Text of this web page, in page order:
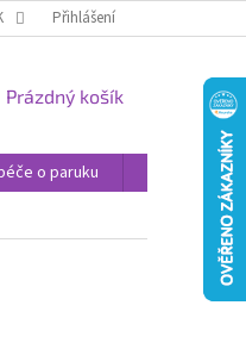
PODMÍNKY
Přihlášení
NÁKUPNÍ
Prázdný košík
o paruku
Příspěvek